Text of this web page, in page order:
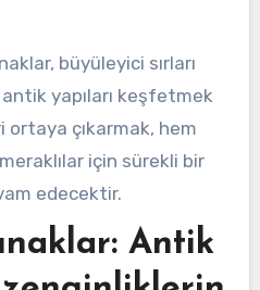
büyüleyici sırları
antik yapıları keşfetmek
çıkarmak, hem
için sürekli bir
edecektir.
Antik